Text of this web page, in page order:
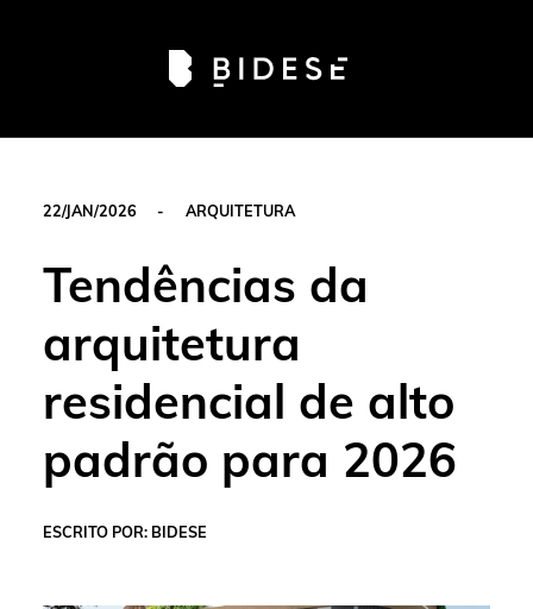
#movimentobidese
22/JAN/2026 - ARQUITETURA
Tendências da
arquitetura
residencial de alto
padrão para 2026
ESCRITO POR: BIDESE